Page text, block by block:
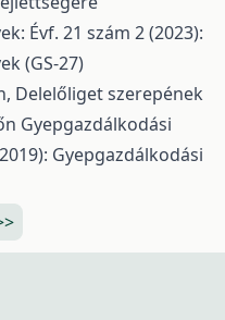
Évf. 21 szám 2 (2023):
(GS-27)
Delelőliget szerepének
Gyepgazdálkodási
Gyepgazdálkodási